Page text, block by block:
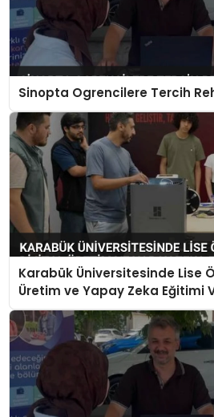
Sinopta Ogrencilere Tercih
Karabük Üniversitesinde Lise
Üretim ve Yapay Zeka Eğitimi